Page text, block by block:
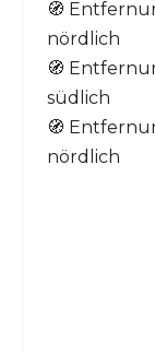
🧭
nördlich
🧭
südlich
🧭
nördlich